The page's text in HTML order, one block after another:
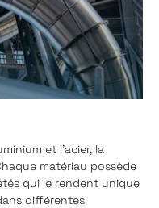
et l'acier, la
matériau possède
qui le rendent unique
différentes